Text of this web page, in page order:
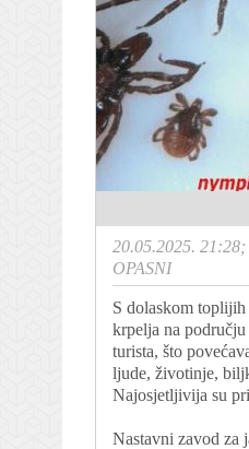
20.05.2025. 21:28;
OPASNI
S dolaskom
krpelja na
turista, što
ljude, životinje,
Najosjetljivija su
Nastavni zavod za